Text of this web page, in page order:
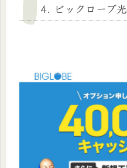
4. ビックローブ光